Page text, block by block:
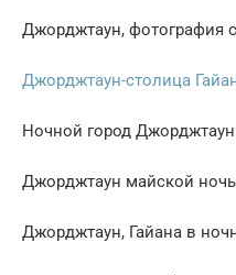
Джорджтаун, фотография
Джорджтаун-столица
Ночной город
Джорджтаун майской
Джорджтаун, Гайана в